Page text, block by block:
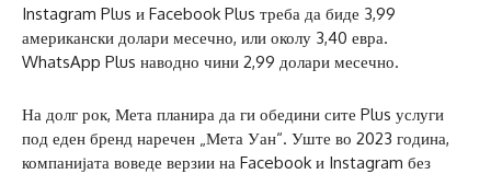
Instagram Plus и Facebook Plus треба да биде 3,99
американски долари месечно, или околу 3,40 евра.
WhatsApp Plus наводно чини 2,99 долари месечно.
На долг рок, Мета планира да ги обедини сите Plus услуги
под еден бренд наречен „Мета Уан“. Уште во 2023 година,
компанијата воведе верзии на Facebook и Instagram без